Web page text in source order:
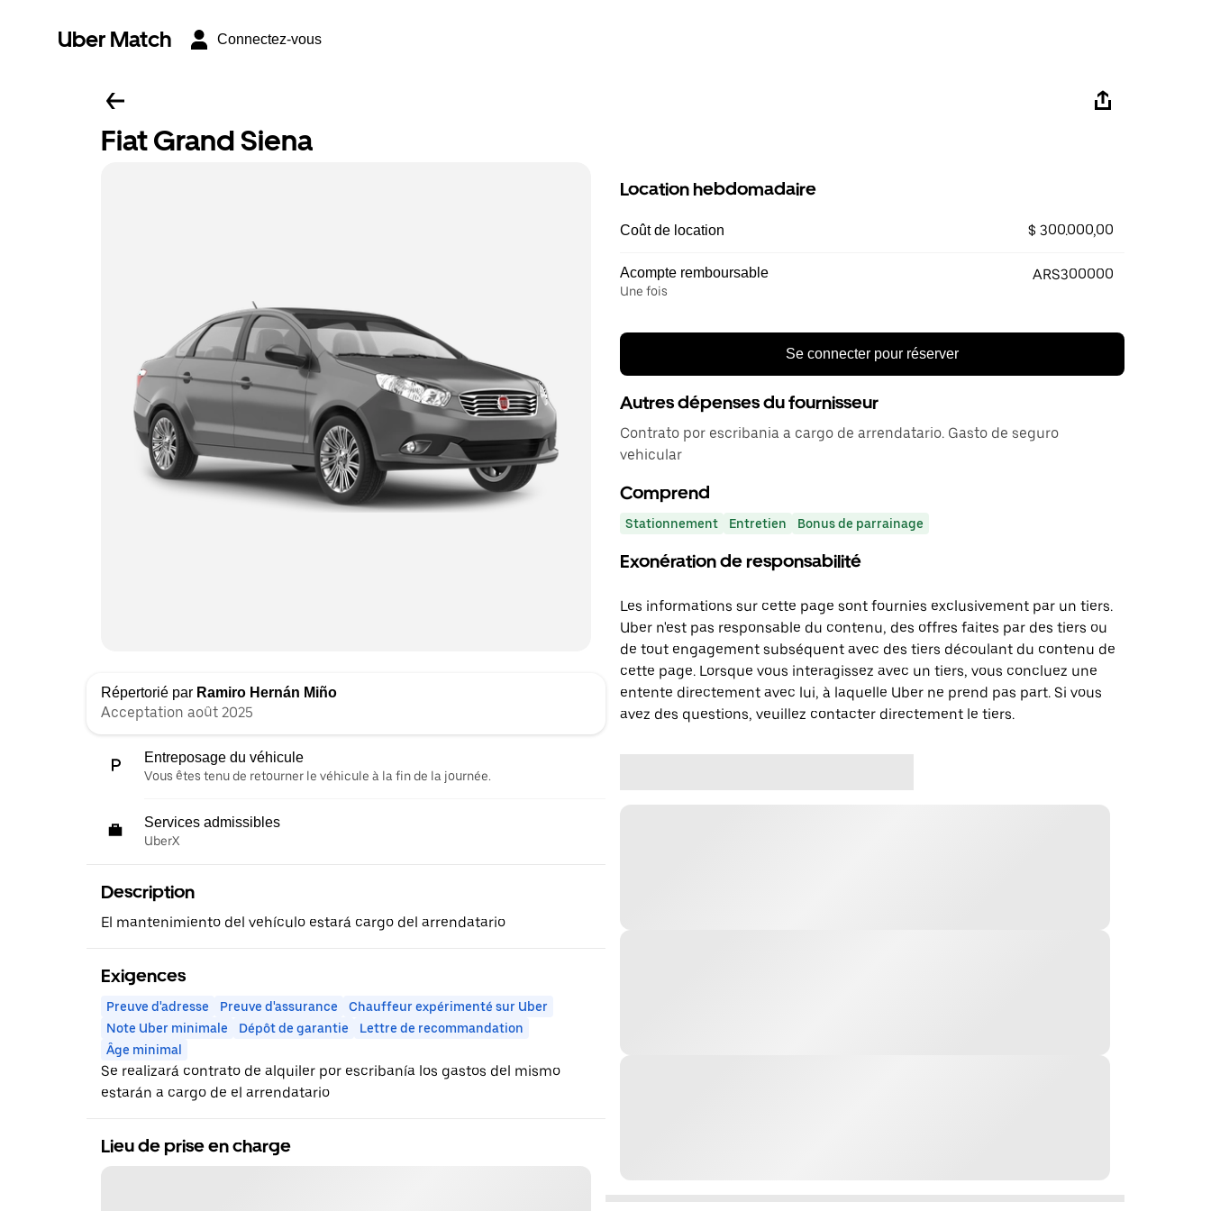
Uber Match Connectez-vous
Fiat Grand Siena
Répertorié par Ramiro Hernán Miño
Acceptation août 2025
Entreposage du véhicule
Vous êtes tenu de retourner le véhicule à la fin de la journée.
Services admissibles
UberX
Description
El mantenimiento del vehículo estará cargo del arrendatario
Exigences
Preuve d'adresse Preuve d'assurance
Chauffeur expérimenté sur Uber
Note Uber minimale
Dépôt de garantie
Lettre de recommandation
Âge minimal
Se realizará contrato de alquiler por escribanía los gastos del mismo
estarán a cargo de el arrendatario
Lieu de prise en charge
Location hebdomadaire
Coût de location $ 300.000,00
Acompte remboursable
Une fois
ARS300000
Se connecter pour réserver
Autres dépenses du fournisseur
Contrato por escribania a cargo de arrendatario. Gasto de seguro
vehicular
Comprend
Stationnement Entretien Bonus de parrainage
Exonération de responsabilité
Les informations sur cette page sont fournies exclusivement par un tiers.
Uber n'est pas responsable du contenu, des offres faites par des tiers ou
de tout engagement subséquent avec des tiers découlant du contenu de
cette page. Lorsque vous interagissez avec un tiers, vous concluez une
entente directement avec lui, à laquelle Uber ne prend pas part. Si vous
avez des questions, veuillez contacter directement le tiers.